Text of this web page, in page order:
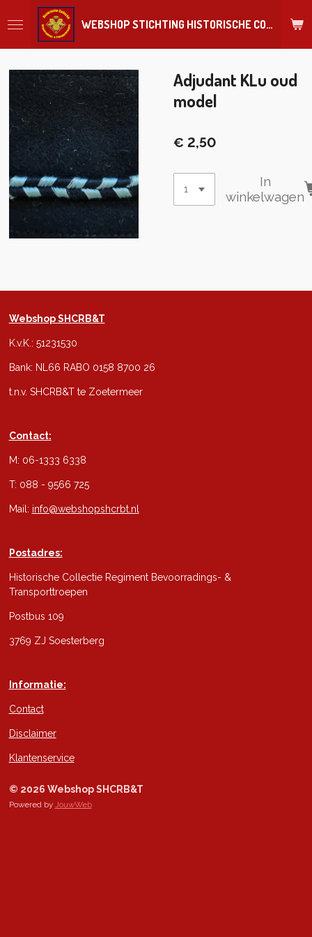
direct
hoofdinhoud
WEBSHOP STICHTING HISTORISCHE COLLECTIE REGIMENT
Adjudant KLu oud
model
€ 2,50
In
winkelwagen
Webshop SHCRB&T
K.v.K.: 51231530
Bank: NL66 RABO 0158 8700 26
t.n.v. SHCRB&T te Zoetermeer
Contact:
M: 06-1333 6338
T: 088 - 9566 725
Mail: info@webshopshcrbt.nl
Postadres:
Historische Collectie Regiment Bevoorradings- &
Transporttroepen
Postbus 109
3769 ZJ Soesterberg
Informatie:
Contact
Disclaimer
Klantenservice
© 2026 Webshop SHCRB&T
Powered by JouwWeb